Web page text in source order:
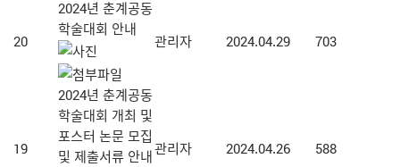
20
2024년 춘계공동
학술대회 안내
관리자 2024.04.29 703
19
2024년 춘계공동
학술대회 개최 및
포스터 논문 모집
및 제출서류 안내관리자 2024.04.26 588